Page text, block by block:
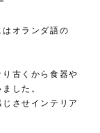
オランダ語の
古くから食器や
した。
させインテリア